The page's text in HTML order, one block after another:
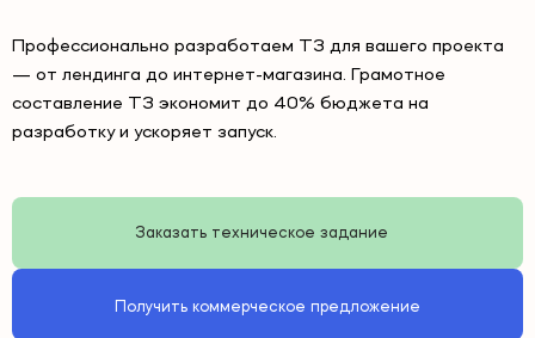
Профессионально разработаем ТЗ для вашего проекта
— от лендинга до интернет-магазина. Грамотное
составление ТЗ экономит до 40% бюджета на
разработку и ускоряет запуск.
Заказать техническое задание
Получить коммерческое предложение